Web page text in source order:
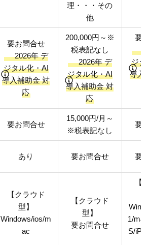
理・・・その
他
要お問合せ
2026年 デ
ジタル化・AI
導入補助金 対
応
200,000円～※
税表記なし
2026年 デ
ジタル化・AI
導入補助金 対
応
要
ジタ
導入
要お問合せ
15,000円/月～
※税表記なし
要
あり 要お問合せ 要
【クラウド
型】
Windows/ios/m
ac
【クラウド
型】
要お問合せ
【
1/
S/